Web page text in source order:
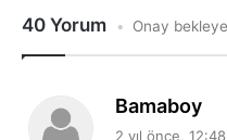
40 Yorum Onay
Bamaboy
2 yıl önce, 12:48